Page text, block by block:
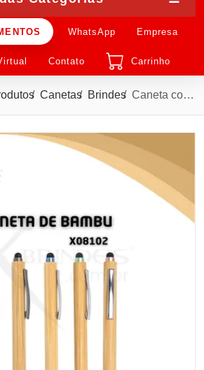
WhatsApp Empresa
Contato Carrinho
Canetas Brindes Caneta corpo em Bambu e com Ponteira Touch X08102